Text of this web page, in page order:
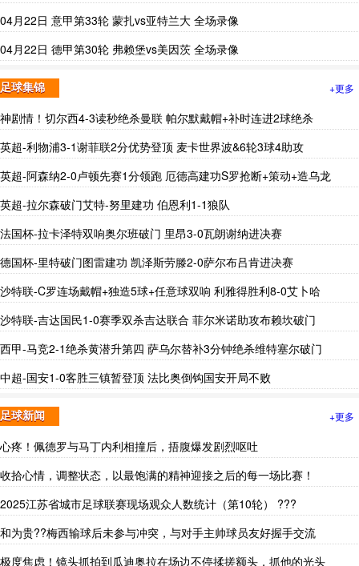
04月22日 意甲第33轮 蒙扎vs亚特兰大 全场录像
04月22日 德甲第30轮 弗赖堡vs美因茨 全场录像
足球集锦 +更多
神剧情！切尔西4-3读秒绝杀曼联 帕尔默戴帽+补时连进2球绝杀
英超-利物浦3-1谢菲联2分优势登顶 麦卡世界波&6轮3球4助攻
英超-阿森纳2-0卢顿先赛1分领跑 厄德高建功S罗抢断+策动+造乌龙
英超-拉尔森破门艾特-努里建功 伯恩利1-1狼队
法国杯-拉卡泽特双响奥尔班破门 里昂3-0瓦朗谢纳进决赛
德国杯-里特破门图雷建功 凯泽斯劳滕2-0萨尔布吕肯进决赛
沙特联-C罗连场戴帽+独造5球+任意球双响 利雅得胜利8-0艾卜哈
沙特联-吉达国民1-0赛季双杀吉达联合 菲尔米诺助攻布赖坎破门
西甲-马竞2-1绝杀黄潜升第四 萨乌尔替补3分钟绝杀维特塞尔破门
中超-国安1-0客胜三镇暂登顶 法比奥倒钩国安开局不败
足球新闻 +更多
心疼！佩德罗与马丁内利相撞后，捂腹爆发剧烈呕吐
收拾心情，调整状态，以最饱满的精神迎接之后的每一场比赛！
2025江苏省城市足球联赛现场观众人数统计（第10轮） ???
和为贵??梅西输球后未参与冲突，与对手主帅球员友好握手交流
极度焦虑！镜头抓拍到瓜迪奥拉在场边不停揉搓额头，抓他的光头